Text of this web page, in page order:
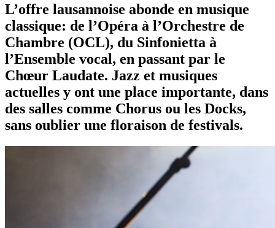
L’offre lausannoise abonde en musique
classique: de l’Opéra à l’Orchestre de
Chambre (OCL), du Sinfonietta à
l’Ensemble vocal, en passant par le
Chœur Laudate. Jazz et musiques
actuelles y ont une place importante, dans
des salles comme Chorus ou les Docks,
sans oublier une floraison de festivals.